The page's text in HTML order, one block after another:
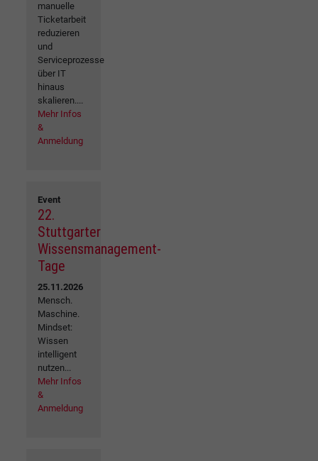
manuelle
Ticketarbeit
reduzieren
und
Serviceprozesse
über IT
hinaus
skalieren....
Mehr Infos
&
Anmeldung
Event
22.
Stuttgarter
Wissensmanagement-
Tage
25.11.2026
Mensch.
Maschine.
Mindset:
Wissen
intelligent
nutzen...
Mehr Infos
&
Anmeldung